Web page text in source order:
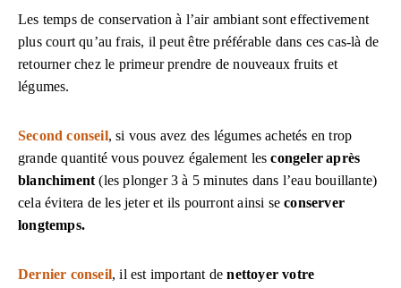
Les temps de conservation à l’air ambiant sont effectivement
plus court qu’au frais, il peut être préférable dans ces cas-là de
retourner chez le primeur prendre de nouveaux fruits et
légumes.
Second conseil, si vous avez des légumes achetés en trop
grande quantité vous pouvez également lescongeleraprès
blanchiment(les plonger 3 à 5 minutes dans l’eau bouillante)
cela évitera de les jeter et ils pourront ainsi seconserver
longtemps.
Dernier conseil, il est important denettoyer votre